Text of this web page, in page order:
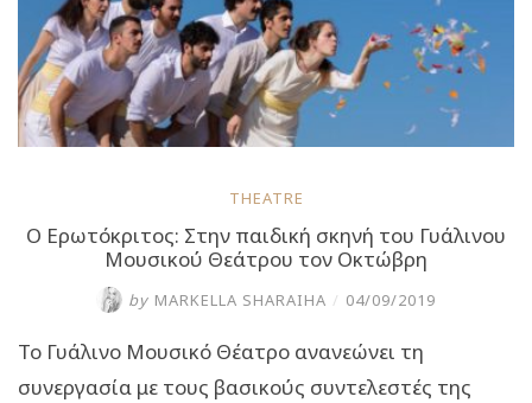
THEATRE
Ο Ερωτόκριτος: Στην παιδική σκηνή του Γυάλινου
Μουσικού Θεάτρου τον Οκτώβρη
by MARKELLA SHARAIHA / 04/09/2019
Το Γυάλινο Μουσικό Θέατρο ανανεώνει τη
συνεργασία με τους βασικούς συντελεστές της